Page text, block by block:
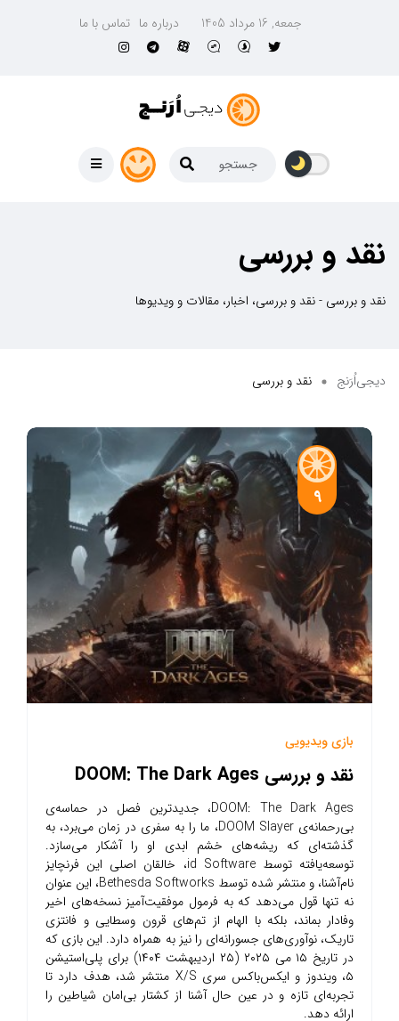
جمعه, 16 مرداد 1405 درباره ما تماس با ما
نقد و بررسی
نقد و بررسی - نقد و بررسی، اخبار، مقالات و ویدیوها
دیجی‌اُرَنج نقد و بررسی
9
بازی ویدیویی
نقد و بررسی DOOM: The Dark Ages
DOOM: The Dark Ages، جدیدترین فصل در حماسه‌ی
بی‌رحمانه‌ی DOOM Slayer، ما را به سفری در زمان می‌برد، به
گذشته‌ای که ریشه‌های خشم ابدی او را آشکار می‌سازد.
توسعه‌یافته توسط id Software، خالقان اصلی این فرنچایز
نام‌آشنا، و منتشر شده توسط Bethesda Softworks، این عنوان
نه تنها قول می‌دهد که به فرمول موفقیت‌آمیز نسخه‌های اخیر
وفادار بماند، بلکه با الهام از تم‌های قرون وسطایی و فانتزی
تاریک، نوآوری‌های جسورانه‌ای را نیز به همراه دارد. این بازی که
در تاریخ ۱۵ می ۲۰۲۵ (۲۵ اردیبهشت ۱۴۰۴) برای پلی‌استیشن
۵، ویندوز و ایکس‌باکس سری X/S منتشر شد، هدف دارد تا
تجربه‌ای تازه و در عین حال آشنا از کشتار بی‌امان شیاطین را
ارائه دهد.